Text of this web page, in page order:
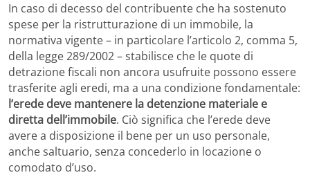
In caso di decesso del contribuente che ha sostenuto
spese per la ristrutturazione di un immobile, la
normativa vigente – in particolare l’articolo 2, comma 5,
della legge 289/2002 – stabilisce che le quote di
detrazione fiscali non ancora usufruite possono essere
trasferite agli eredi, ma a una condizione fondamentale:
l’erede deve mantenere la detenzione materiale e
diretta dell’immobile. Ciò significa che l’erede deve
avere a disposizione il bene per un uso personale,
anche saltuario, senza concederlo in locazione o
comodato d’uso.